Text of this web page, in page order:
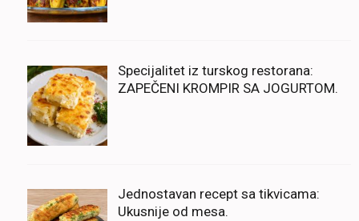
Specijalitet iz turskog restorana:
ZAPEČENI KROMPIR SA JOGURTOM.
Jednostavan recept sa tikvicama:
Ukusnije od mesa.